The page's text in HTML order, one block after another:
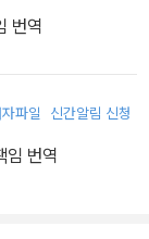
번역
파일 신간알림 신청
임 번역